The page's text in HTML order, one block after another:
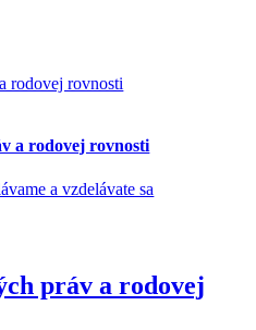
rodovej rovnosti
a rodovej rovnosti
a vzdelávate sa
práv a rodovej